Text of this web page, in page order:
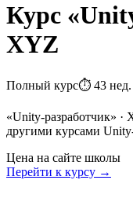
Курс «
XYZ
Полный курс⏱ 43 нед.
«Unity-разработчик» ·
другими курсами
Цена на сайте школы
Перейти к курсу →